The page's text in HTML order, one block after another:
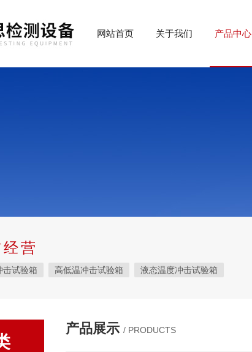
网站首页 关于我们 产品中心
营
击试验箱 高低温冲击试验箱 液态温度冲击试验箱
箱 IPX9K淋雨箱 温湿度检定箱
产品展示 / PRODUCTS